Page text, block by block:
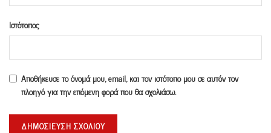
Ιστότοπος
Αποθήκευσε το όνομά μου, email, και τον ιστότοπο μου σε αυτόν τον
πλοηγό για την επόμενη φορά που θα σχολιάσω.